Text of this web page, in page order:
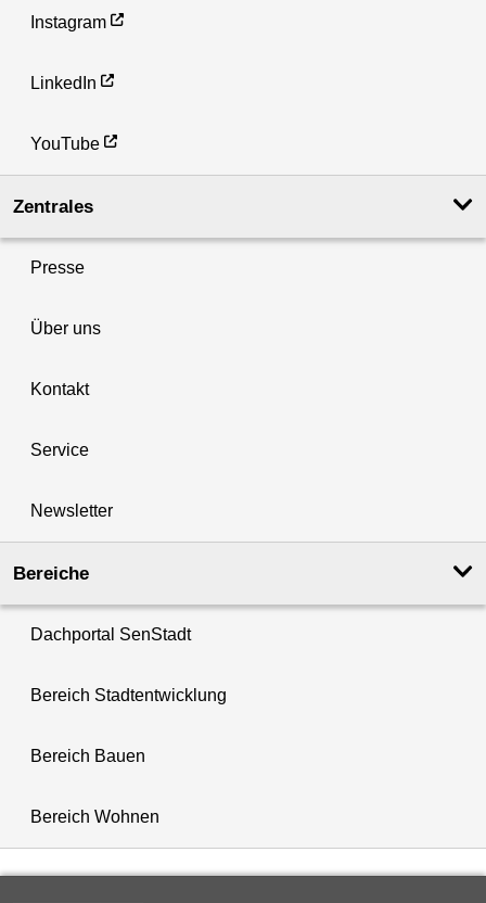
Instagram
LinkedIn
YouTube
Zentrales
Presse
Über uns
Kontakt
Service
Newsletter
Bereiche
Dachportal SenStadt
Bereich Stadtentwicklung
Bereich Bauen
Bereich Wohnen